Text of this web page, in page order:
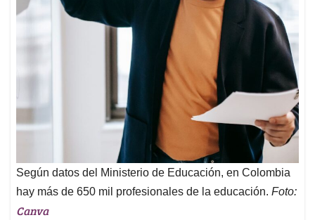
Según datos del Ministerio de Educación, en Colombia
hay más de 650 mil profesionales de la educación. Foto:
Canva